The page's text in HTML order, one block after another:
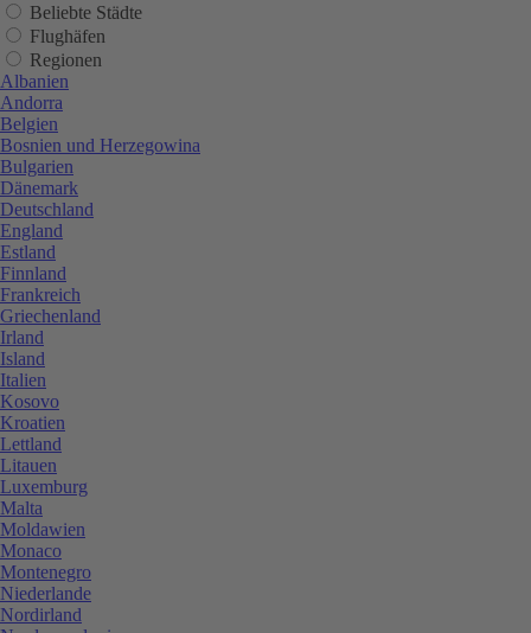
Beliebte Städte
Flughäfen
Regionen
Albanien
Andorra
Belgien
Bosnien und Herzegowina
Bulgarien
Dänemark
Deutschland
England
Estland
Finnland
Frankreich
Griechenland
Irland
Island
Italien
Kosovo
Kroatien
Lettland
Litauen
Luxemburg
Malta
Moldawien
Monaco
Montenegro
Niederlande
Nordirland